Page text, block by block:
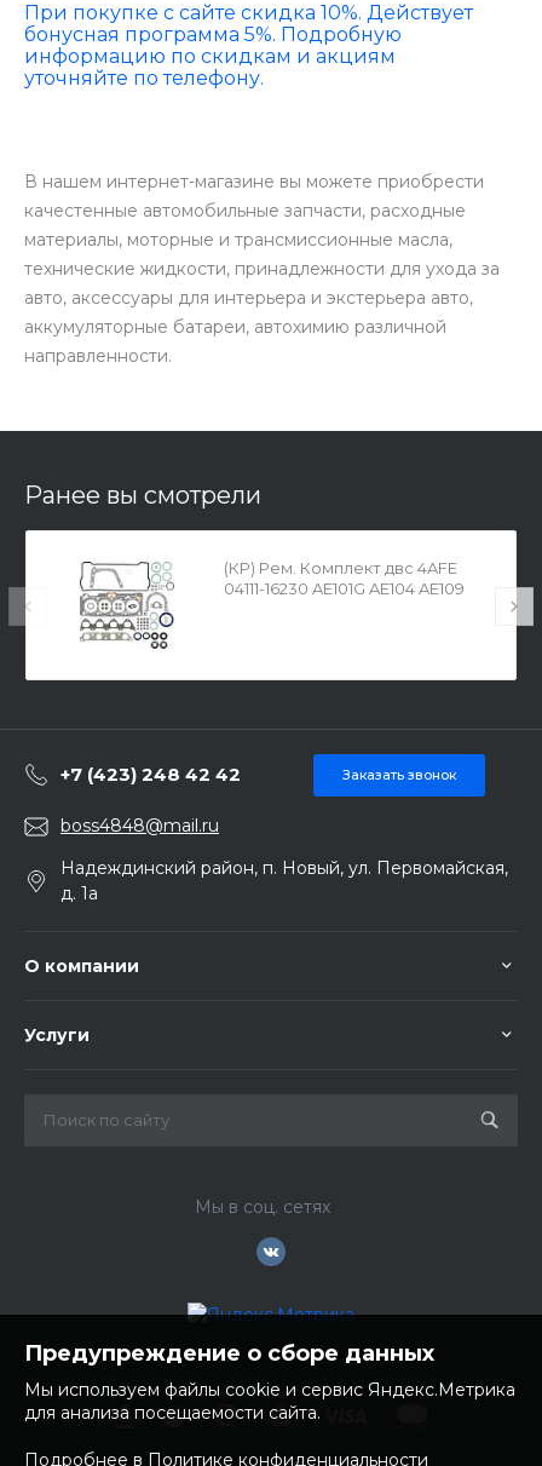
При покупке с сайте скидка 10%. Действует
бонусная программа 5%. Подробную
информацию по скидкам и акциям
уточняйте по телефону.
В нашем интернет-магазине вы можете приобрести
качестенные автомобильные запчасти, расходные
материалы, моторные и трансмиссионные масла,
технические жидкости, принадлежности для ухода за
авто, аксессуары для интерьера и экстерьера авто,
аккумуляторные батареи, автохимию различной
направленности.
Ранее вы смотрели
(КР) Рем. Комплект двс 4AFE
04111-16230 AE101G AE104 AE109
+7 (423) 248 42 42 Заказать звонок
boss4848@mail.ru
Надеждинский район, п. Новый, ул. Первомайская,
д. 1а
О компании
Услуги
Мы в соц. сетях
Предупреждение о сборе данных
Мы используем файлы cookie и сервис Яндекс.Метрика
для анализа посещаемости сайта.
Подробнее в Политике конфиденциальности